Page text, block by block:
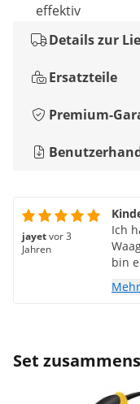
effektiv
Details zur
Ersatzteile
Premium-
jayetvor 3
Jahren
Ich
bin
hat
Set